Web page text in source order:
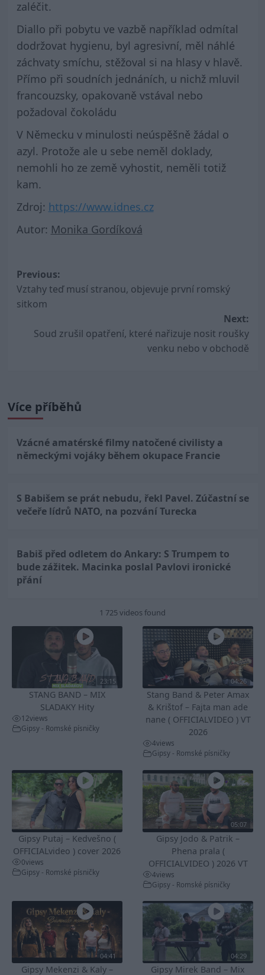
zaléčit.
Diallo při pobytu ve vazbě například odmítal
dodržovat hygienu, byl agresivní, měl náhlé
záchvaty smíchu, stěžoval si na hlasy v hlavě.
Přímo při soudních jednáních, u nichž mluvil
francouzsky, opakovaně vstával nebo
požadoval čokoládu
V Německu v minulosti neúspěšně žádal o
azyl. Protože ale u sebe neměl doklady,
nemohli ho ze země vyhostit, neměli totiž
kam.
Zdroj: https://www.idnes.cz
Autor: Monika Gordíková
Post
navigation
Previous:
Vztahy teď musí stranou, objevuje první romský
sitkom
Next:
Soud zrušil opatření, které nařizuje nosit roušky
venku nebo v obchodě
Více příběhů
Vzácné amatérské filmy natočené civilisty a
německými vojáky během okupace Francie
S Babišem se prát nebudu, řekl Pavel. Zúčastní se
večeře lídrů NATO, na pozvání Turecka
Babiš před odletem do Ankary: S Trumpem to
bude zážitek. Macinka poslal Pavlovi ironické
přání
1 725 videos found
23:15
STANG BAND – MIX
SLADAKY Hity
12views
Gipsy - Romské písničky
04:26
Stang Band & Peter Amax
& Krištof – Fajta man ade
nane ( OFFICIALVIDEO ) VT
2026
4views
Gipsy - Romské písničky
Gipsy Putaj – Kedvešno (
OFFICIALvideo ) cover 2026
0views
Gipsy - Romské písničky
05:07
Gipsy Jodo & Patrik –
Phena prala (
OFFICIALVIDEO ) 2026 VT
4views
Gipsy - Romské písničky
04:41
Gipsy Mekenzi & Kaly –
04:29
Gipsy Mirek Band – Mix